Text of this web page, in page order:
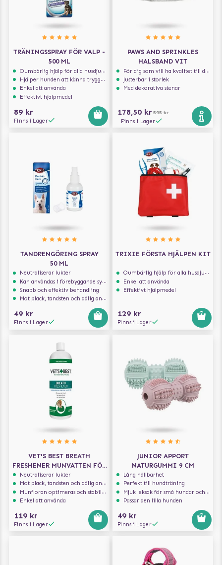
TRÄNINGSSPRAY FÖR VALP -
500 ML
Oumbärlig hjälp för alla husdjursägare
Hjälper hunden att känna trygghet
Enkel att använda
Effektivt hjälpmedel
89 kr
Finns i Lager
PAWS AND SPRINKLES
HALSBAND VIT
För dig som vill ha kvalitet till din hund!
Justerbar i storlek
Med dekorativa stenar
178,50 kr 595 kr
Finns i Lager
TANDRENGÖRING SPRAY
50 ML
Neutraliserar lukter
Kan användas i förebyggande syfte
Snabb och effektiv behandling
Mot plack, tandsten och dålig andedräkt
49 kr
Finns i Lager
TRIXIE FÖRSTA HJÄLPEN KIT
Oumbärlig hjälp för alla husdjursägare
Enkel att använda
Effektivt hjälpmedel
129 kr
Finns i Lager
VET'S BEST BREATH
FRESHENER MUNVATTEN FÖR
HUND 500 ML
Neutraliserar lukter
Mot plack, tandsten och dålig andedräkt
Munfloran optimeras och stabiliseras
Enkel att använda
119 kr
Finns i Lager
JUNIOR APPORT
NATURGUMMI 9 CM
Lång hållbarhet
Perfekt till hundträning
Mjuk leksak för små hundar och valpar.
Passar den lilla hunden
49 kr
Finns i Lager